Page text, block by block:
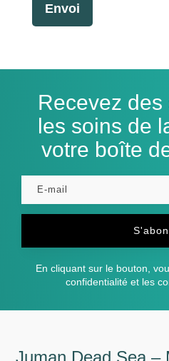
Envoi
Recevez
les soins de
votre boîte
En cliquant sur le bouton,
confidentialité et les
Juman Dead Sea –